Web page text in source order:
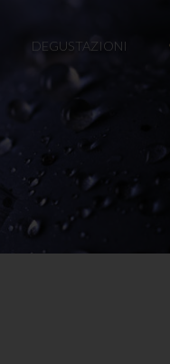
DEGUSTAZIONI